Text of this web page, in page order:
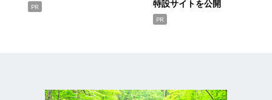
PR
特設サイトを公開
PR